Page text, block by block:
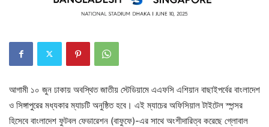
আগামী ১০ জুন ঢাকায় অবস্থিত জাতীয় স্টেডিয়ামে এএফসি এশিয়ান বাছাইপর্বের বাংলাদেশ
ও সিঙ্গাপুরের মধ্যকার ম্যাচটি অনুষ্ঠিত হবে। এই ম্যাচের অফিসিয়াল টাইটেল স্পন্সর
হিসেবে বাংলাদেশ ফুটবল ফেডারেশন (বাফুফে)-এর সাথে অংশীদারিত্ব করেছে গ্লোবাল